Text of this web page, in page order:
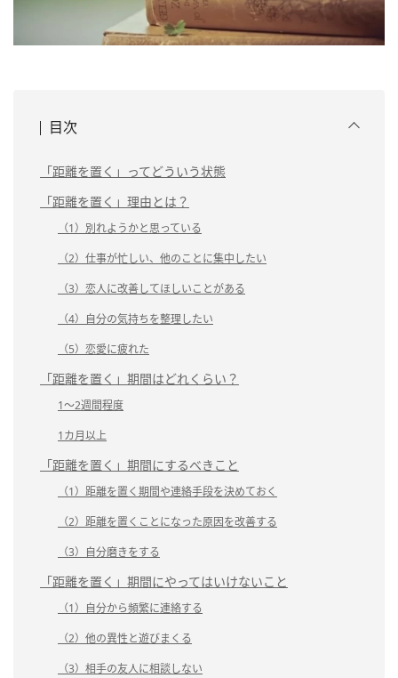
目次
「距離を置く」ってどういう状態
「距離を置く」理由とは？
（1）別れようかと思っている
（2）仕事が忙しい、他のことに集中したい
（3）恋人に改善してほしいことがある
（4）自分の気持ちを整理したい
（5）恋愛に疲れた
「距離を置く」期間はどれくらい？
1～2週間程度
1カ月以上
「距離を置く」期間にするべきこと
（1）距離を置く期間や連絡手段を決めておく
（2）距離を置くことになった原因を改善する
（3）自分磨きをする
「距離を置く」期間にやってはいけないこと
（1）自分から頻繁に連絡する
（2）他の異性と遊びまくる
（3）相手の友人に相談しない